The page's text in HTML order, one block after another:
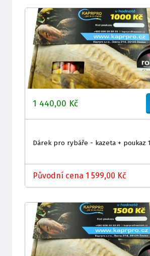
1 440,00 Kč
Dárek pro rybáře - kazeta + poukaz
Původní cena 1 599,00 Kč